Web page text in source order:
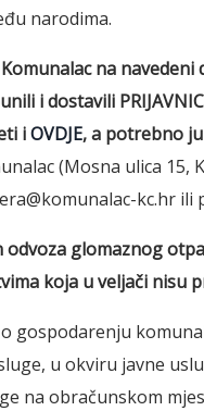
narodima.
na
i dostavili
iOVDJE, a potrebno
(Mosna ulica 15,
kc.hr
odvoza glomaznog
koja u veljači nisu
gospodarenju
u okviru javne
na obračunskom